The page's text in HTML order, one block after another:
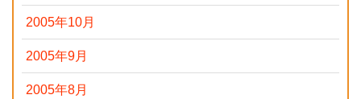
2005年10月
2005年9月
2005年8月